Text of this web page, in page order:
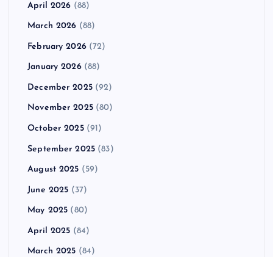
April 2026 (88)
March 2026 (88)
February 2026(72)
January 2026(88)
December 2025(92)
November 2025(80)
October 2025(91)
September 2025 (83)
August 2025 (59)
June 2025 (37)
May 2025 (80)
April 2025 (84)
March 2025 (84)